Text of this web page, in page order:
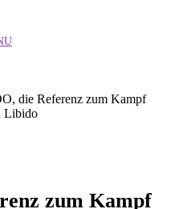
die Referenz zum Kampf
Libido
zum Kampf